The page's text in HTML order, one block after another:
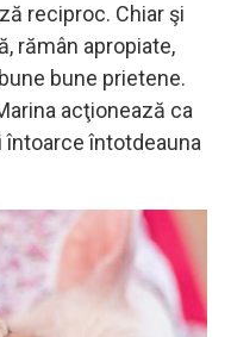
reciproc. Chiar şi
rămân apropiate,
bune prietene.
acţionează ca
întoarce întotdeauna